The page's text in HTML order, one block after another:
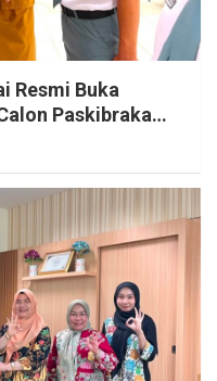
Resmi Buka
Paskibraka